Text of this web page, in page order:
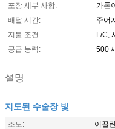
포장 세부 사항:
카톤
배달 시간:
주어
지불 조건:
L/C,
공급 능력:
500
설명
지도된 수술장 빛
조도:
이끌